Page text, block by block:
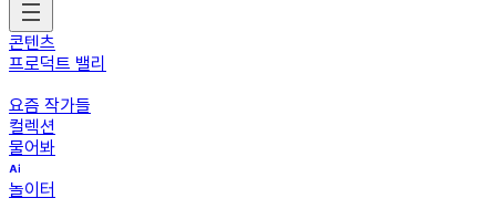
콘텐츠
프로덕트 밸리
요즘 작가들
컬렉션
물어봐
놀이터